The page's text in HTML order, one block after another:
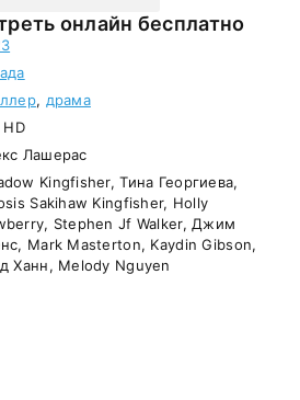
онлайн бесплатно
, драма
HD
Лашерас
Kingfisher, Тина Георгиева,
Sakihaw Kingfisher, Holly
Stephen Jf Walker, Джим
Mark Masterton, Kaydin Gibson,
Ханн, Melody Nguyen